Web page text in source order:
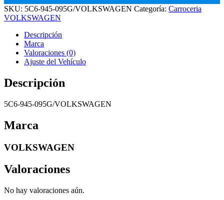
SKU: 5C6-945-095G/VOLKSWAGEN Categoría: Carroceria
VOLKSWAGEN
Descripción
Marca
Valoraciones (0)
Ajuste del Vehículo
Descripción
5C6-945-095G/VOLKSWAGEN
Marca
VOLKSWAGEN
Valoraciones
No hay valoraciones aún.